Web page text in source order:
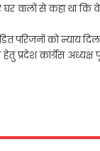
वालों से कहा था
परिजनों को न्याय
कांर्ग्रेस अध्यक्ष